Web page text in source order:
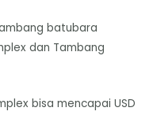
batubara
dan Tambang
bisa mencapai USD